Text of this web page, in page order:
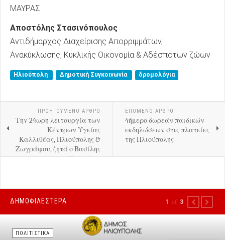
ΜΑΥΡΑΣ
Αποστόλης Στασινόπουλος
Αντιδήμαρχος Διαχείρισης Απορριμμάτων,
Ανακύκλωσης, Κυκλικής Οικονομία & Αδέσποτων ζώων
Ηλιούπολη Δημοτική Συγκοινωνία δρομολόγια
ΠΡΟΗΓΟΎΜΕΝΟ ΑΡΘΡΟ
Την 24ωρη λειτουργία των
Κέντρων Υγείας
Καλλιθέας, Ηλιούπολης &
Ζωγράφου, ζητά ο Βασίλης
Σπανάκης
ΕΠΟΜΕΝΟ ΑΡΘΡΟ
4ήμερο δωρεάν παιδικών
εκδηλώσεων στις πλατείες
της Ηλιούπολης
ΔΗΜΟΦΙΛΕΣΤΕΡΑ
ΠΟΛΙΤΙΣΤΙΚΑ
1 of 3 PREVIOUS
NEXT